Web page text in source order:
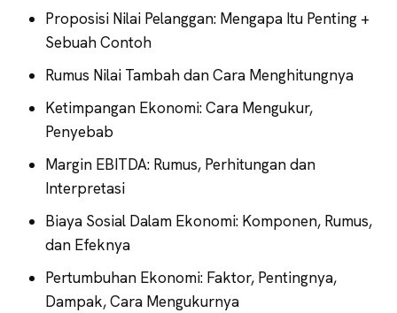
Proposisi Nilai Pelanggan: Mengapa Itu Penting +
Sebuah Contoh
Rumus Nilai Tambah dan Cara Menghitungnya
Ketimpangan Ekonomi: Cara Mengukur,
Penyebab
Margin EBITDA: Rumus, Perhitungan dan
Interpretasi
Biaya Sosial Dalam Ekonomi: Komponen, Rumus,
dan Efeknya
Pertumbuhan Ekonomi: Faktor, Pentingnya,
Dampak, Cara Mengukurnya